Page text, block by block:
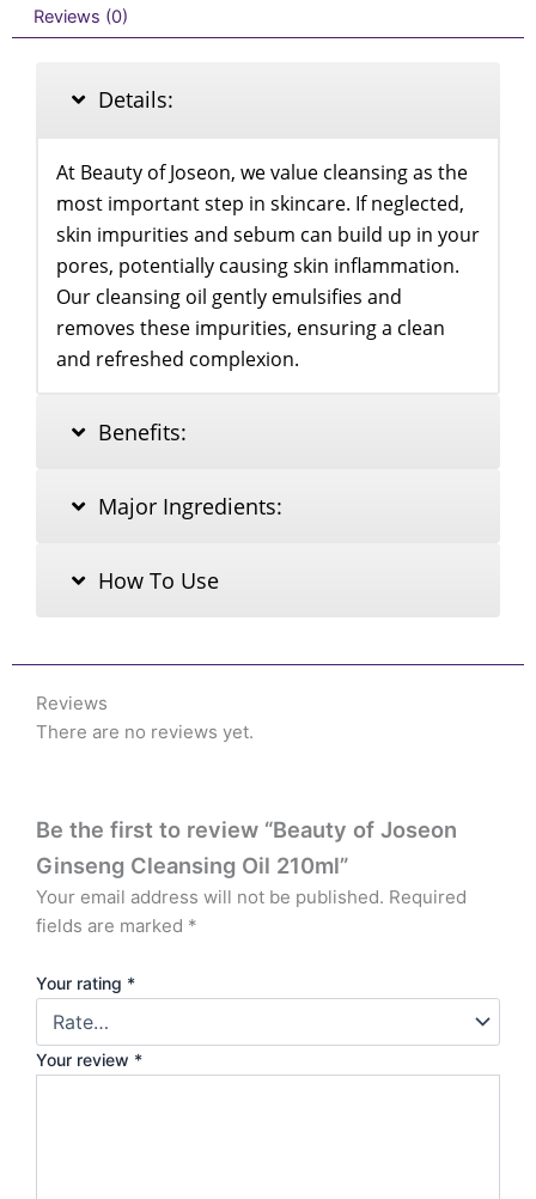
Reviews (0)
Details:
At Beauty of Joseon, we value cleansing as the
most important step in skincare. If neglected,
skin impurities and sebum can build up in your
pores, potentially causing skin inflammation.
Our cleansing oil gently emulsifies and
removes these impurities, ensuring a clean
and refreshed complexion.
Benefits:
Major Ingredients:
How To Use
Reviews
There are no reviews yet.
Be the first to review “Beauty of Joseon
Ginseng Cleansing Oil 210ml”
Your email address will not be published. Required
fields are marked *
Your rating *
Your review *